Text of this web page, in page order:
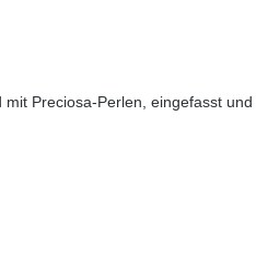
Preciosa-Perlen, eingefasst